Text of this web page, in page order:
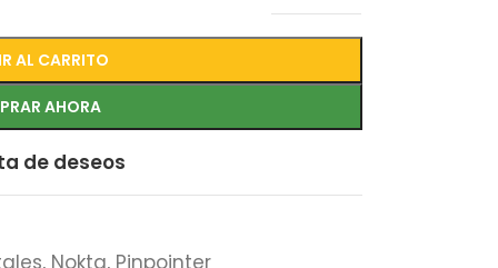
AL CARRITO
AHORA
de deseos